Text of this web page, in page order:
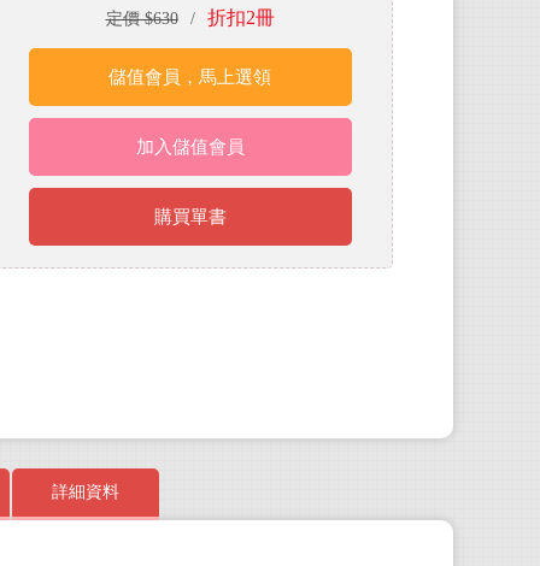
定價 $630 / 折扣2冊
儲值會員，馬上選領
加入儲值會員
購買單書
詳細資料